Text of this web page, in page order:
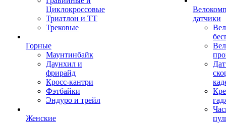
Циклокроссовые
Триатлон и ТТ
Трековые
Горные
Маунтинбайк
Даунхил и
фрирайд
Кросс-кантри
Фэтбайки
Эндуро и трейл
Женские
датчики